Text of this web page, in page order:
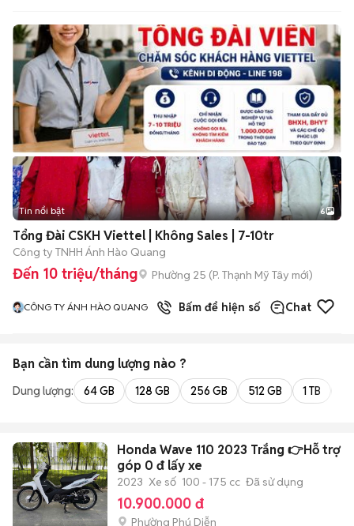
+2
Tin nổi bật 6
Tổng Đài CSKH Viettel | Không Sales | 7-10tr
Công ty TNHH Ánh Hào Quang
Đến 10 triệu/tháng Phường 25 (P. Thạnh Mỹ Tây mới)
CÔNG TY ÁNH HÀO QUANG Bấm để hiện số Chat
Bạn cần tìm dung lượng nào ?
Dung lượng: 64 GB 128 GB 256 GB 512 GB 1 TB
Honda Wave 110 2023 Trắng 👉Hỗ trợ
góp 0 đ lấy xe
2023 Xe số 100 - 175 cc Đã sử dụng
10.900.000 đ
Phường Phú Diễn